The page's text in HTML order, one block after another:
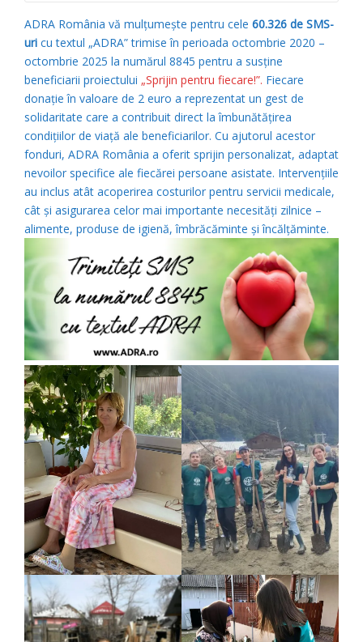
ADRA România vă mulțumește pentru cele 60.326 de SMS-
uri cu textul „ADRA” trimise în perioada octombrie 2020 –
octombrie 2025 la numărul 8845 pentru a susține
beneficiarii proiectului „Sprijin pentru fiecare!”. Fiecare
donație în valoare de 2 euro a reprezentat un gest de
solidaritate care a contribuit direct la îmbunătățirea
condițiilor de viață ale beneficiarilor. Cu ajutorul acestor
fonduri, ADRA România a oferit sprijin personalizat, adaptat
nevoilor specifice ale fiecărei persoane asistate. Intervențiile
au inclus atât acoperirea costurilor pentru servicii medicale,
cât și asigurarea celor mai importante necesități zilnice –
alimente, produse de igienă, îmbrăcăminte și încălțăminte.